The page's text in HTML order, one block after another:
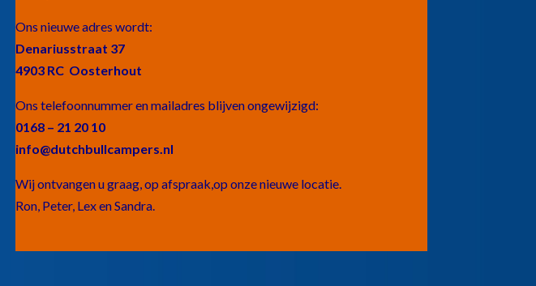
Ons nieuwe adres wordt:
Denariusstraat 37
4903 RC Oosterhout
Ons telefoonnummer en mailadres blijven ongewijzigd:
0168 – 21 20 10
info@dutchbullcampers.nl
Wij ontvangen u graag, op afspraak,op onze nieuwe locatie.
Ron, Peter, Lex en Sandra.